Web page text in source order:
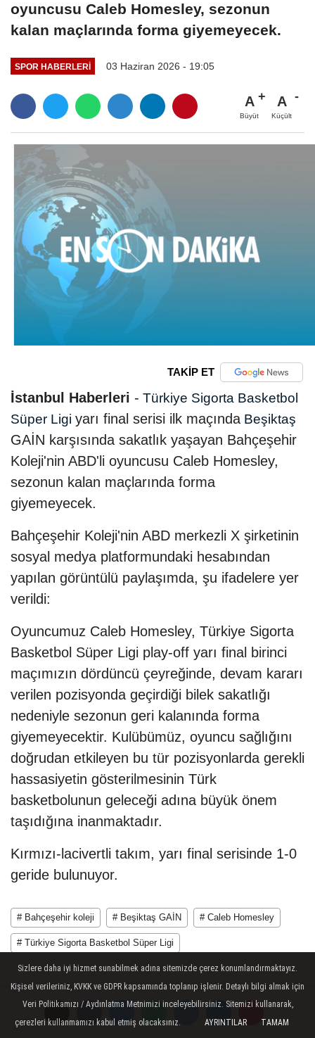
oyuncusu Caleb Homesley, sezonun
kalan maçlarında forma giyemeyecek.
SPOR HABERLERI 03 Haziran 2026 - 19:05
A
Büyüt
A
Küçült
TAKİP ET
İstanbul Haberleri - Türkiye Sigorta Basketbol
Süper Ligi yarı final serisi ilk maçında Beşiktaş
GAİN karşısında sakatlık yaşayan Bahçeşehir
Koleji'nin ABD'li oyuncusu Caleb Homesley,
sezonun kalan maçlarında forma
giyemeyecek.
Bahçeşehir Koleji'nin ABD merkezli X şirketinin
sosyal medya platformundaki hesabından
yapılan görüntülü paylaşımda, şu ifadelere yer
verildi:
Oyuncumuz Caleb Homesley, Türkiye Sigorta
Basketbol Süper Ligi play-off yarı final birinci
maçımızın dördüncü çeyreğinde, devam kararı
verilen pozisyonda geçirdiği bilek sakatlığı
nedeniyle sezonun geri kalanında forma
giyemeyecektir. Kulübümüz, oyuncu sağlığını
doğrudan etkileyen bu tür pozisyonlarda gerekli
hassasiyetin gösterilmesinin Türk
basketbolunun geleceği adına büyük önem
taşıdığına inanmaktadır.
Kırmızı-lacivertli takım, yarı final serisinde 1-0
geride bulunuyor.
# Bahçeşehir koleji # Beşiktaş GAİN # Caleb Homesley
# Türkiye Sigorta Basketbol Süper Ligi
EDİTÖR
Sizlere daha iyi hizmet sunabilmek adına sitemizde çerez konumlandırmaktayız.
Kişisel verileriniz, KVKK ve GDPR kapsamında toplanıp işlenir. Detaylı bilgi almak için
Veri Politikamızı / Aydınlatma Metnimizi inceleyebilirsiniz. Sitemizi kullanarak,
çerezleri kullanmamızı kabul etmiş olacaksınız.
AYRINTILAR TAMAM